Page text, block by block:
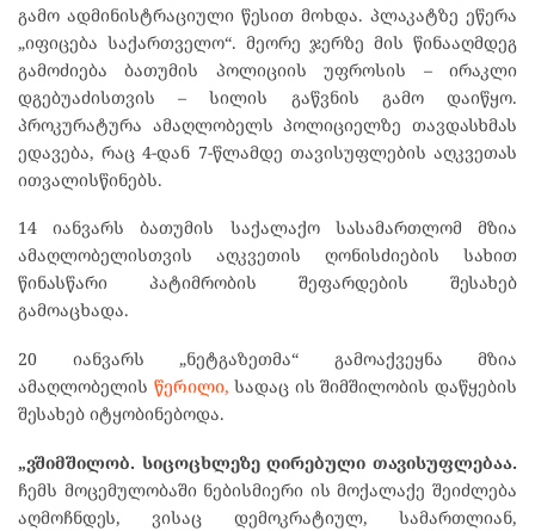
გამო ადმინისტრაციული წესით მოხდა. პლაკატზე ეწერა
„იფიცება საქართველო“. მეორე ჯერზე მის წინააღმდეგ
გამოძიება ბათუმის პოლიციის უფროსის – ირაკლი
დგებუაძისთვის – სილის გაწვნის გამო დაიწყო.
პროკურატურა ამაღლობელს პოლიციელზე თავდასხმას
ედავება, რაც 4-დან 7-წლამდე თავისუფლების აღკვეთას
ითვალისწინებს.
14 იანვარს ბათუმის საქალაქო სასამართლომ მზია
ამაღლობელისთვის აღკვეთის ღონისძიების სახით
წინასწარი პატიმრობის შეფარდების შესახებ
გამოაცხადა.
20 იანვარს „ნეტგაზეთმა“ გამოაქვეყნა მზია
ამაღლობელის წერილი, სადაც ის შიმშილობის დაწყების
შესახებ იტყობინებოდა.
„ვშიმშილობ. სიცოცხლეზე ღირებული თავისუფლებაა.
ჩემს მოცემულობაში ნებისმიერი ის მოქალაქე შეიძლება
აღმოჩნდეს, ვისაც დემოკრატიულ, სამართლიან,